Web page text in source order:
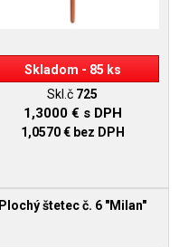
Skladom - 85 ks
Skl.č 725
1,3000 € s DPH
1,0570 € bez DPH
Plochý štetec č. 6 "Milan"